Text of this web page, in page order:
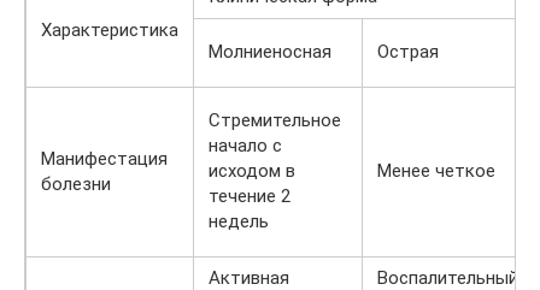
Характеристика
Молниеносная Острая
Манифестация
болезни
Стремительное
начало с
исходом в
течение 2
недель
Менее четкое
Активная
Воспалительный